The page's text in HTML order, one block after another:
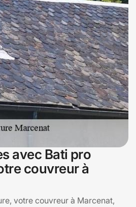
client impeccable, et d'une
Faites confiance à
pour tous vos besoins de
de toitures, et redonnez à
et l'élégance qu'elle mérite.
avec Bati pro
couvreur à
votre couvreur à Marcenat,